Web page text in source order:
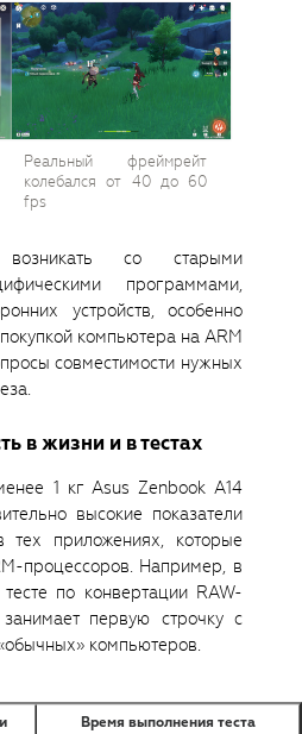
Реальный фреймрейт
колебался от 40 до 60
fps
со старыми
программами,
устройств, особенно
компьютера на ARM
совместимости нужных
в жизни и в тестах
1 кг Asus Zenbook A14
высокие показатели
тех приложениях, которые
процессоров. Например, в
по конвертации RAW-
первую строчку с
компьютеров.
Время выполнения теста